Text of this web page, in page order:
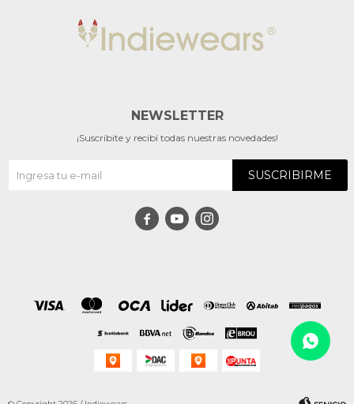
NEWSLETTER
¡Suscribite y recibí todas nuestras novedades!
SUSCRIBIRME
  